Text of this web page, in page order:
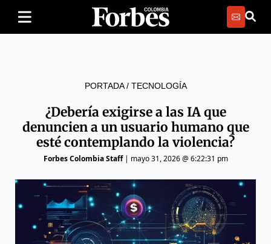
PORTADA/ TECNOLOGÍA
¿Debería exigirse a las IA que
denuncien a un usuario humano que
esté contemplando la violencia?
Forbes Colombia Staff| mayo 31, 2026 @ 6:22:31 pm